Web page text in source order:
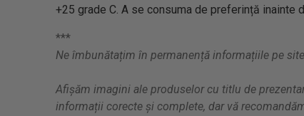
+25 grade C. A se consuma de preferință inainte
***
Ne îmbunătațim în permanență informațiile pe
Afișăm imagini ale produselor cu titlu de
informații corecte și complete, dar vă